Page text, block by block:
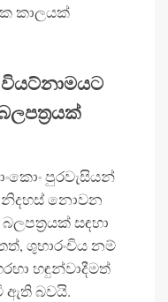
කාලයක්
පුරවැසියන්
නිදහස් නොවන
සඳහා
ශුභාරංචිය නම්
හඳුන්වාදීමත්
ඇති බවයි.